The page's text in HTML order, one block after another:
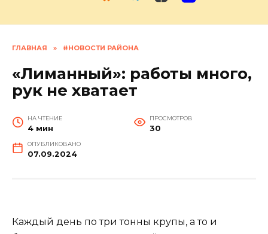
ГЛАВНАЯ » #НОВОСТИ РАЙОНА
«Лиманный»: работы много,
рук не хватает
НА ЧТЕНИЕ
4 мин
ПРОСМОТРОВ
30
ОПУБЛИКОВАНО
07.09.2024
Каждый день по три тонны крупы, а то и